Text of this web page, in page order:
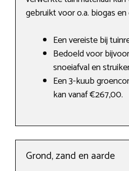
gebruikt voor o.a. biogas
Een vereiste bij
Bedoeld voor
snoeiafval en
Een 3-kuub
kan vanaf €267,00.
Grond, zand en aarde